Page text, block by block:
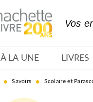
RECHERCHE
Vos
À LA UNE LIVRES
• Savoirs • Scolaire et